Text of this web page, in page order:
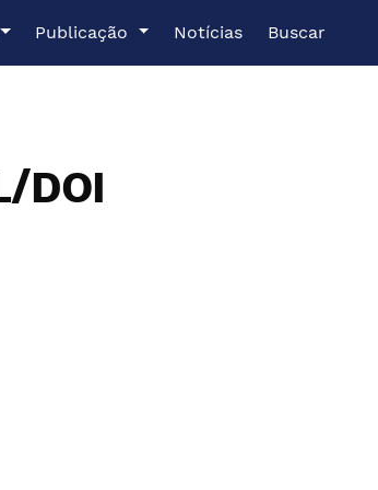
Publicação Notícias Buscar
DOI